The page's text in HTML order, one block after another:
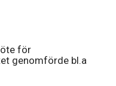
för
genomförde bl.a